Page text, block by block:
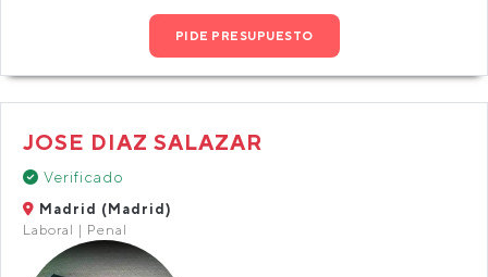
PIDE PRESUPUESTO
JOSE DIAZ SALAZAR
Verificado
Madrid (Madrid)
Laboral | Penal